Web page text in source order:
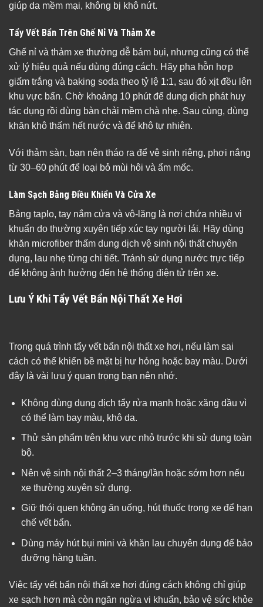
giúp da mềm mại, không bị khô nứt.
Tẩy Vết Bẩn Trên Ghế Nỉ Và Thảm Xe
Ghế nỉ và thảm xe thường dễ bám bụi, nhưng cũng có thể
xử lý hiệu quả nếu dùng đúng cách. Hãy pha hỗn hợp
giấm trắng và baking soda theo tỷ lệ 1:1, sau đó xịt đều lên
khu vực bẩn. Chờ khoảng 10 phút để dung dịch phát huy
tác dụng rồi dùng bàn chải mềm chà nhẹ. Sau cùng, dùng
khăn khô thấm hết nước và để khô tự nhiên.
Với thảm sàn, bạn nên tháo ra để vệ sinh riêng, phơi nắng
từ 30–60 phút để loại bỏ mùi hôi và ẩm mốc.
Làm Sạch Bảng Điều Khiển Và Cửa Xe
Bảng taplo, tay nắm cửa và vô-lăng là nơi chứa nhiều vi
khuẩn do thường xuyên tiếp xúc tay người lái. Hãy dùng
khăn microfiber thấm dung dịch vệ sinh nội thất chuyên
dụng, lau nhẹ từng chi tiết. Tránh sử dụng nước trực tiếp
để không ảnh hưởng đến hệ thống điện tử trên xe.
Lưu Ý Khi Tẩy Vết Bẩn Nội Thất Xe Hơi
Trong quá trình tẩy vết bẩn nội thất xe hơi, nếu làm sai
cách có thể khiến bề mặt bị hư hỏng hoặc bay màu. Dưới
đây là vài lưu ý quan trọng bạn nên nhớ.
Không dùng dung dịch tẩy rửa mạnh hoặc xăng dầu vì
có thể làm bay màu, khô da.
Thử sản phẩm trên khu vực nhỏ trước khi sử dụng toàn
bộ.
Nên vệ sinh nội thất 2–3 tháng/lần hoặc sớm hơn nếu
xe thường xuyên sử dụng.
Giữ thói quen không ăn uống, hút thuốc trong xe để hạn
chế vết bẩn.
Dùng máy hút bụi mini và khăn lau chuyên dụng để bảo
dưỡng hàng tuần.
Việc tẩy vết bẩn nội thất xe hơi đúng cách không chỉ giúp
xe sạch hơn mà còn ngăn ngừa vi khuẩn, bảo vệ sức khỏe